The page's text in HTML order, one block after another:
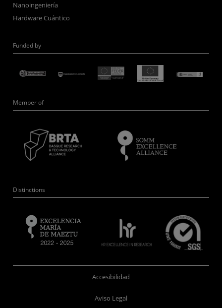
Nanoingeniería
Hardware Cuántico
Funded by
Member of
Distinctions
Accesibilidad
Aviso Legal